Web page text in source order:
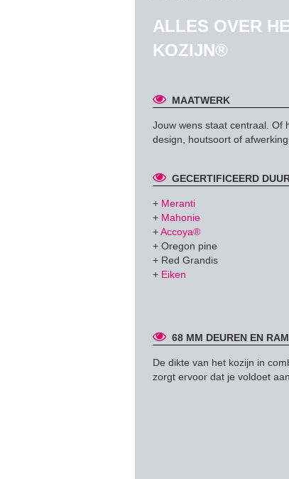
ALLES OVER
KOZIJN®
MAATWERK
Jouw wens staat centraal. Of
design, houtsoort of afwerking.
GECERTIFICEERD
+ Meranti
+ Mahonie
+Accoya®
+ Oregon pine
+ Red Grandis
+ Eiken
68 MM DEUREN EN
De dikte van het kozijn in
zorgt ervoor dat je voldoet